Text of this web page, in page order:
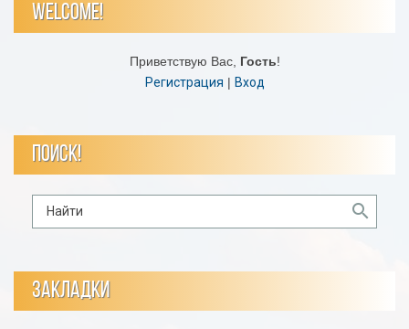
WELCOME!
Приветствую Вас, Гость!
Регистрация | Вход
ПОИСК!
ЗАКЛАДКИ